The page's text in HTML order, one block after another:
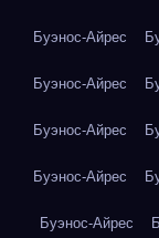
Буэнос-Айрес
Буэнос-Айрес
Буэнос-Айрес
Буэнос-Айрес
Буэнос-Айрес